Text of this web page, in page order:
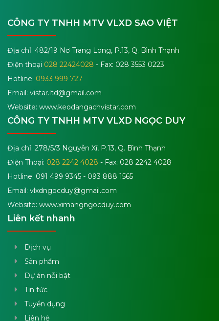
CÔNG TY TNHH MTV VLXD SAO VIỆT
Địa chỉ: 482/19 Nơ Trang Long, P.13, Q. Bình Thạnh
Điện thoại 028 22424028 - Fax: 028 3553 0223
Hotline: 0933 999 727
Email: vistar.ltd@gmail.com
Website: www.keodangachvistar.com
CÔNG TY TNHH MTV VLXD NGỌC DUY
Địa chỉ: 278/5/3 Nguyễn Xí, P.13, Q. Bình Thạnh
Điện Thoại: 028 2242 4028 - Fax: 028 2242 4028
Hotline: 091 499 9345 - 093 888 1565
Email: vlxdngocduy@gmail.com
Website: www.ximangngocduy.com
Liên kết nhanh
Dịch vụ
Sản phẩm
Dự án nỗi bật
Tin tức
Tuyển dụng
Liên hệ